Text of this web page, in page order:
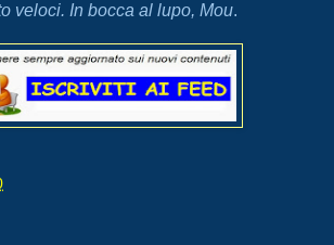
veloci. In bocca al lupo, Mou.